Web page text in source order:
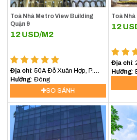
Toà Nhà Metro View Building
Quận 9
12 USD/M2
Địa chỉ: 50A Đỗ Xuân Hợp, P.
Phước Long A, Quận 9
Hướng : Đông
SO SÁNH
Toà Nhà
12
Địa chỉ:
P.Phước
Hướng